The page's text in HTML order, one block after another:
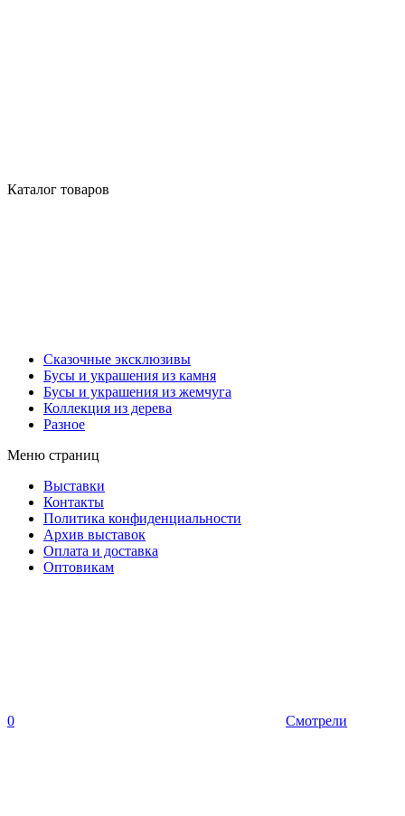
Каталог товаров
Сказочные эксклюзивы
Бусы и украшения из камня
Бусы и украшения из жемчуга
Коллекция из дерева
Разное
Меню страниц
Выставки
Контакты
Политика конфиденциальности
Архив выставок
Оплата и доставка
Оптовикам
0 Смотрели